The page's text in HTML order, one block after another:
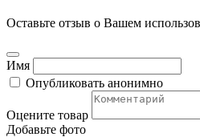
Оставьте отзыв о Вашем
Имя
Опубликовать анонимно
Оцените товар
Добавьте фото